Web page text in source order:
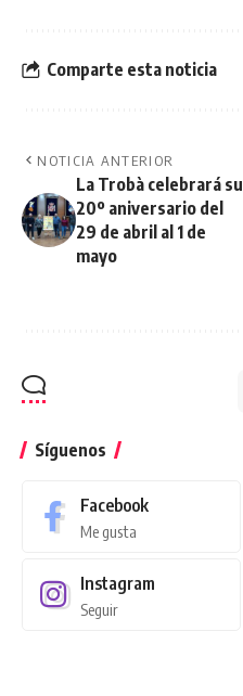
Comparte esta noticia
NOTICIA ANTERIOR
La Trobà celebrará su
20º aniversario del
29 de abril al 1 de
mayo
Síguenos
Facebook
Me gusta
Instagram
Seguir